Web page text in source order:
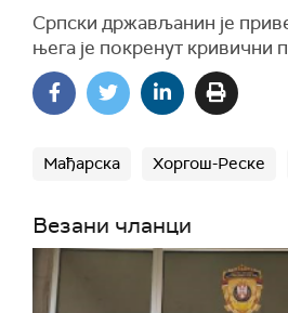
Српски држављанин је
њега је покренут кривични
Мађарска Хоргош-Реске
Везани чланци